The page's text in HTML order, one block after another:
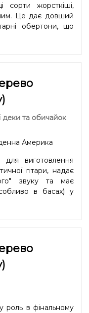
сорти жорсткіші,
Це дає довший
обертони, що
деки та обичайок
Америка
виготовлення
гітари, надає
звуку та має
в басах) у
роль в фінальному